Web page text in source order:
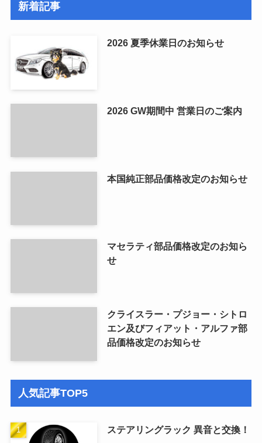
新着記事
2026 夏季休業日のお知らせ
2026 GW期間中 営業日のご案内
本国純正部品価格改定のお知らせ
マセラティ部品価格改定のお知ら
せ
クライスラー・プジョー・シトロ
エン及びフィアット・アルファ部
品価格改定のお知らせ
人気記事TOP5
ステアリングラック 異音と交換！